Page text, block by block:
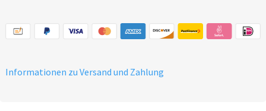
Informationen zu Versand und Zahlung